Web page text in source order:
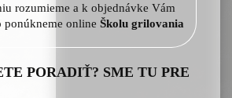
rozumieme a k objednávke Vám
ponúkneme online Školu grilovania
PORADIŤ? SME TU PRE